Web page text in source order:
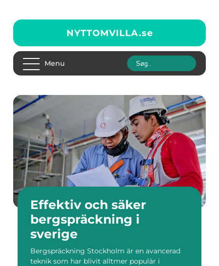
NYTTOMVILLA.se
Menu
Effektiv och säker
bergspräckning i
sverige
Bergspräckning Stockholm är en avancerad
teknik som har blivit alltmer populär i